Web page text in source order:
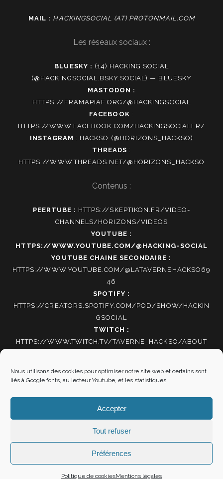
Nous utilisons des cookies pour optimiser notre site web et certains sont
liés à Google fonts, au lecteur Youtube, et les statistiques.
Accepter
Tout refuser
Préférences
Politique de cookiesMentions légales
MAIL : HACKINGSOCIAL (AT) PROTONMAIL.COM
Les réseaux sociaux :
BLUESKY : (14) HACKING SOCIAL
(@HACKINGSOCIAL.BSKY.SOCIAL) — BLUESKY
MASTODON :
HTTPS://FRAMAPIAF.ORG/@HACKINGSOCIAL
FACEBOOK :
HTTPS://WWW.FACEBOOK.COM/HACKINGSOCIALFR/
INSTAGRAM : HACKSO (@HORIZONS_HACKSO)
THREADS :
HTTPS://WWW.THREADS.NET/@HORIZONS_HACKSO
Contenus :
PEERTUBE : HTTPS://SKEPTIKON.FR/VIDEO-
CHANNELS/HORIZONS/VIDEOS
YOUTUBE :
HTTPS://WWW.YOUTUBE.COM/@HACKING-SOCIAL
YOUTUBE CHAINE SECONDAIRE :
HTTPS://WWW.YOUTUBE.COM/@LATAVERNEHACKSO69
46
SPOTIFY :
HTTPS://CREATORS.SPOTIFY.COM/POD/SHOW/HACKIN
GSOCIAL
TWITCH :
HTTPS://WWW.TWITCH.TV/TAVERNE_HACKSO/ABOUT
Mentions Légales|Politique de cookies
"SOYEZ RÉSOLUS DE NE SERVIR PLUS ET VOUS VOILÀ